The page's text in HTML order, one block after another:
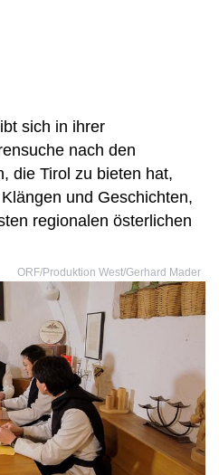
sich in ihrer
nach den
die Tirol zu bieten hat,
und Geschichten,
regionalen österlichen
ORF/Produktion West/Gerhard Mader